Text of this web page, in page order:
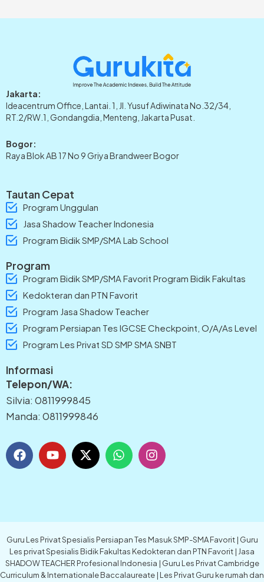
Jakarta:
Ideacentrum Office, Lantai. 1, Jl. Yusuf Adiwinata No.32/34,
RT.2/RW.1, Gondangdia, Menteng, Jakarta Pusat.
Bogor:
Raya Blok AB 17 No 9 Griya Brandweer Bogor
Tautan Cepat
Program Unggulan
Jasa Shadow Teacher Indonesia
Program Bidik SMP/SMA Lab School
Program
Program Bidik SMP/SMA Favorit Program Bidik Fakultas
Kedokteran dan PTN Favorit
Program Jasa Shadow Teacher
Program Persiapan Tes IGCSE Checkpoint, O/A/As Level
Program Les Privat SD SMP SMA SNBT
Informasi
Telepon/WA:
Silvia: 0811999845
Manda: 0811999846
F
a
c
o
Y
o
u
e
X
-
t
t
e
r
W
h
a
p
I
n
s
r
a
m
Guru Les Privat Spesialis Persiapan Tes Masuk SMP-SMA Favorit | Guru
Les privat Spesialis Bidik Fakultas Kedokteran dan PTN Favorit | Jasa
SHADOW TEACHER Profesional Indonesia | Guru Les Privat Cambridge
Curriculum & Internationale Baccalaureate | Les Privat Guru ke rumah dan